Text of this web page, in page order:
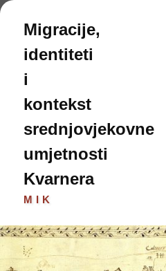
Skip
primary
content
Migracije,
identiteti
i
kontekst
srednjovjekovne
umjetnosti
Kvarnera
MIK